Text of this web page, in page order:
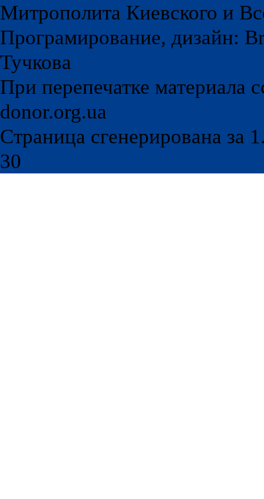
Митрополита Киевского и
Програмирование, дизайн:
Тучкова
При перепечатке материала
donor.org.ua
Страница сгенерирована за
30